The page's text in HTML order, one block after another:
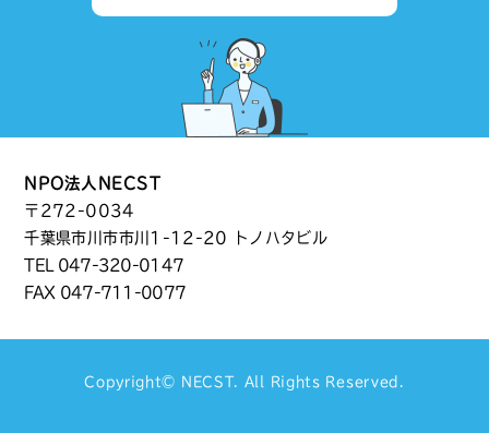
NPO法人NECST
〒272-0034
千葉県市川市市川1-12-20 トノハタビル
TEL 047-320-0147
FAX 047-711-0077
Copyright© NECST. All Rights Reserved.